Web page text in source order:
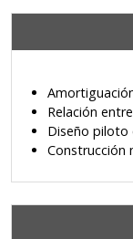
Relación
Diseño piloto
Construcción